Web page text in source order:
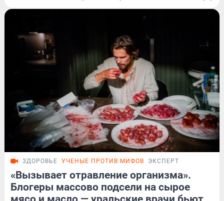
ЗДОРОВЬЕ УЧЕНЫЕ ПРОТИВ МИФОВ ЭКСПЕРТ
«Вызывает отравление организма».
Блогеры массово подсели на сырое